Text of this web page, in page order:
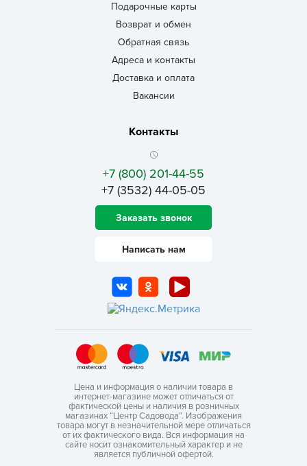
Подарочные карты
Возврат и обмен
Обратная связь
Адреса и контакты
Доставка и оплата
Вакансии
Контакты
+7 (800) 201-44-55
+7 (3532) 44-05-05
Заказать звонок
Написать нам
Цена и информация о наличии товара в
интернет-магазине может отличаться от
фактической цены и наличия в розничных
магазинах “Центр Садовода”. Изображения
товара могут в незначительной мере отличаться
от их фактического вида. Вся информация на
сайте носит ознакомительный характер и не
является публичной офертой.